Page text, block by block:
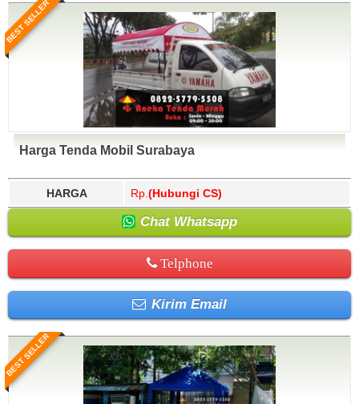
BEST SELLER
Harga Tenda Mobil Surabaya
HARGA Rp. (Hubungi CS)
Chat Whatsapp
Telphone
Kirim Email
BEST SELLER